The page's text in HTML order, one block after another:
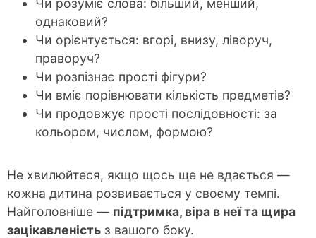
однаковий?
Чи орієнтується: вгорі, внизу, ліворуч,
праворуч?
Чи розпізнає прості фігури?
Чи вміє порівнювати кількість предметів?
Чи продовжує прості послідовності: за
кольором, числом, формою?
Не хвилюйтеся, якщо щось ще не вдається —
кожна дитина розвивається у своєму темпі.
Найголовніше — підтримка, віра в неї та щира
зацікавленість з вашого боку.